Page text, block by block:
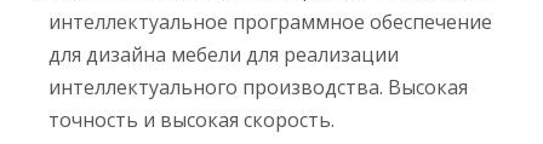
интеллектуальное программное обеспечение
для дизайна мебели для реализации
интеллектуального производства. Высокая
точность и высокая скорость.